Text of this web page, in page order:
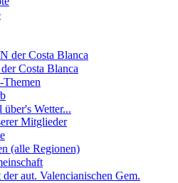
der Costa Blanca
Costa Blanca
Wetter...
Mitglieder
(alle Regionen)
aut. Valencianischen Gem.